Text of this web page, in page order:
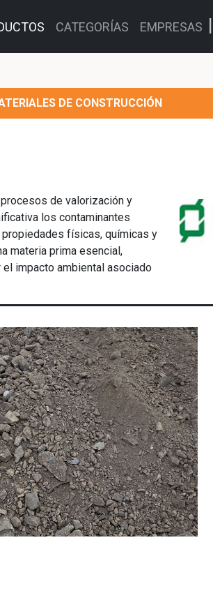
CATEGORÍAS EMPRESAS
DE CONSTRUCCIÓN
de valorización y
los contaminantes
físicas, químicas y
materia prima esencial,
impacto ambiental asociado